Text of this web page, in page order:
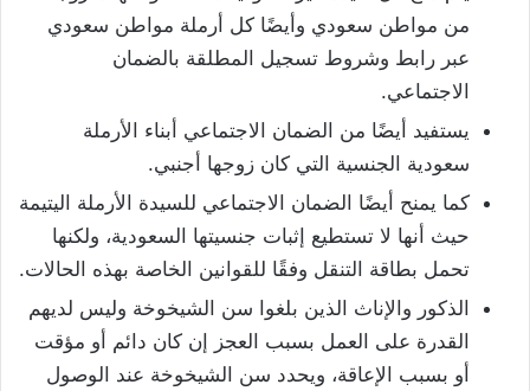
من مواطن سعودي وأيضًا كل أرملة مواطن سعودي
عبر رابط وشروط تسجيل المطلقة بالضمان
الاجتماعي.
يستفيد أيضًا من الضمان الاجتماعي أبناء الأرملة
سعودية الجنسية التي كان زوجها أجنبي.
كما يمنح أيضًا الضمان الاجتماعي للسيدة الأرملة اليتيمة
حيث أنها لا تستطيع إثبات جنسيتها السعودية، ولكنها
تحمل بطاقة التنقل وفقًا للقوانين الخاصة بهذه الحالات.
الذكور والإناث الذين بلغوا سن الشيخوخة وليس لديهم
القدرة على العمل بسبب العجز إن كان دائم أو مؤقت
أو بسبب الإعاقة، ويحدد سن الشيخوخة عند الوصول